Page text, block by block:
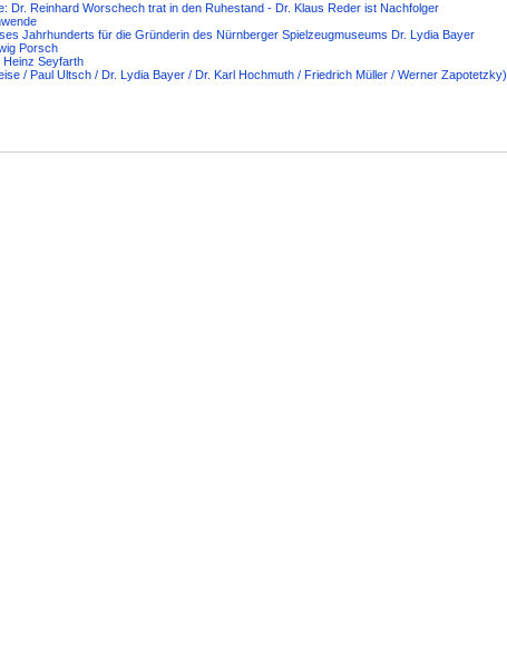
Dr. Reinhard Worschech trat in den Ruhestand - Dr. Klaus Reder ist Nachfolger
Jahrhunderts für die Gründerin des Nürnberger Spielzeugmuseums Dr. Lydia Bayer
Porsch
Heinz Seyfarth
/ Paul Ultsch / Dr. Lydia Bayer / Dr. Karl Hochmuth / Friedrich Müller / Werner Zapotetzky)